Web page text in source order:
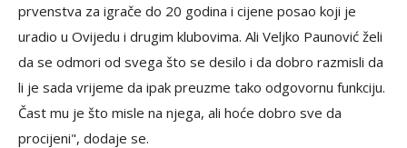
prvenstva za igrače do 20 godina i cijene posao koji je
uradio u Ovijedu i drugim klubovima. Ali Veljko Paunović želi
da se odmori od svega što se desilo i da dobro razmisli da
li je sada vrijeme da ipak preuzme tako odgovornu funkciju.
Čast mu je što misle na njega, ali hoće dobro sve da
procijeni", dodaje se.